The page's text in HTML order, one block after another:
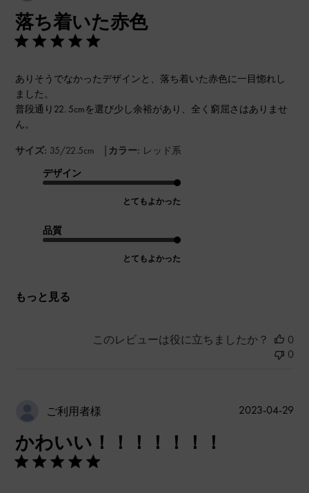
落ち着いた赤色
ありそうでなかったデザインと、落ち着いた赤色に一目惚れし
ました。
普段通り22. 5cmを選び少し余裕があり、全く窮屈さはありませ
ん。
サイズ: 35/22.5cm | カラー: レッド系
デザイン
とてもよかった
品質
とてもよかった
もっと見る
このレビューは役に立ちましたか？
0
0
ご利用者様
かわいい！！！！！！！
公
2023-04-29